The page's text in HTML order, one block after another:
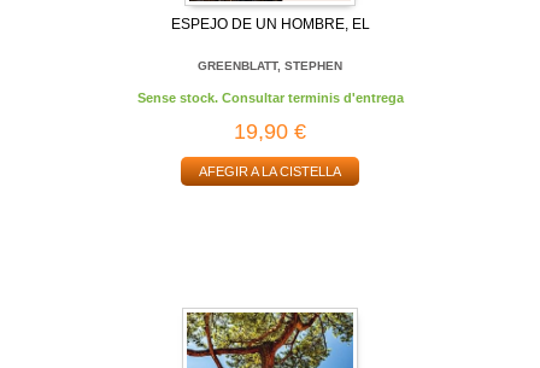
ESPEJO DE UN HOMBRE, EL
GREENBLATT, STEPHEN
Sense stock. Consultar terminis d'entrega
19,90 €
AFEGIR A LA CISTELLA